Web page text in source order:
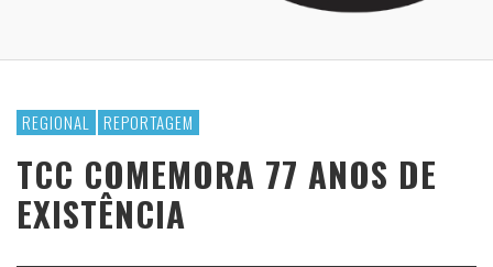
REGIONAL REPORTAGEM
TCC COMEMORA 77 ANOS DE
EXISTÊNCIA